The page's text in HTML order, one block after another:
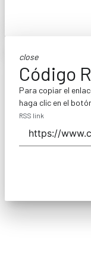
close
Código
Para copiar el
haga clic en el
RSS link